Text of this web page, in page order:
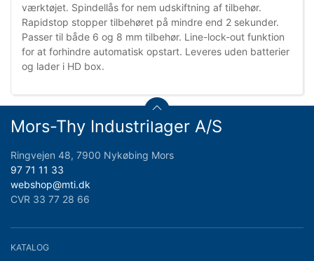
værktøjet. Spindellås for nem udskiftning af tilbehør.
Rapidstop stopper tilbehøret på mindre end 2 sekunder.
Passer til både 6 og 8 mm tilbehør. Line-lock-out funktion
for at forhindre automatisk opstart. Leveres uden batterier
og lader i HD box.
Mors-Thy Industrilager A/S
Ringvejen 48, 7900 Nykøbing Mors
97 71 11 33
webshop@mti.dk
CVR 33 77 28 66
KATALOG